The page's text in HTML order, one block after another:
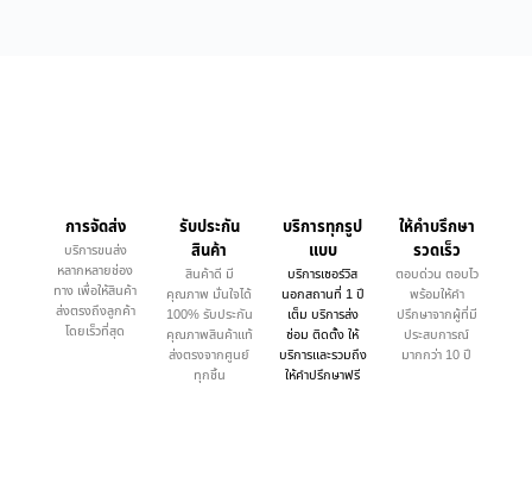
การจัดส่ง
บริการขนส่ง
หลากหลายช่อง
ทาง เพื่อให้สินค้า
ส่งตรงถึงลูกค้า
โดยเร็วที่สุด
รับประกัน
สินค้า
สินค้าดี มี
คุณภาพ มั่นใจได้
100% รับประกัน
คุณภาพสินค้าแท้
ส่งตรงจากศูนย์
ทุกชิ้น
บริการทุกรูป
แบบ
บริการเซอร์วิส
นอกสถานที่ 1 ปี
เต็ม บริการส่ง
ซ่อม ติดตั้ง ให้
บริการและรวมถึง
ให้คำปรึกษาฟรี
ให้คำบรึกษา
รวดเร็ว
ตอบด่วน ตอบไว
พร้อมให้คำ
ปรึกษาจากผู้ที่มี
ประสบการณ์
มากกว่า 10 ปี